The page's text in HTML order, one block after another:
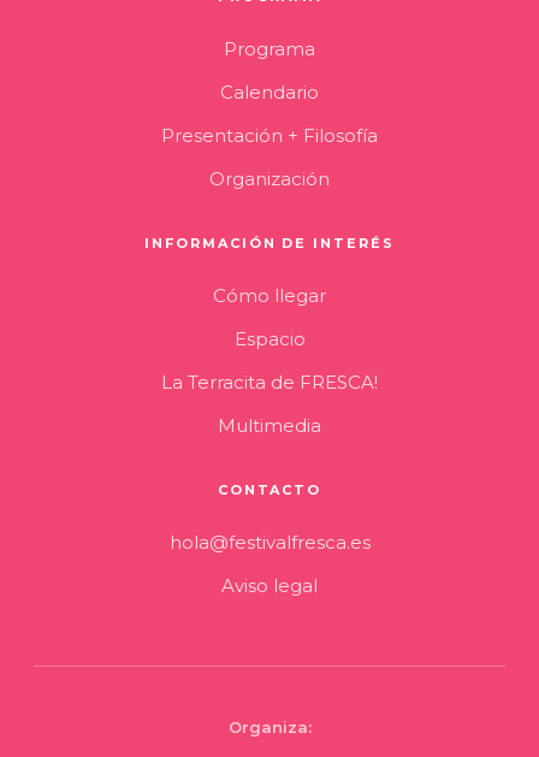
Programa
Calendario
Presentación + Filosofía
Organización
INFORMACIÓN DE INTERÉS
Cómo llegar
Espacio
La Terracita de FRESCA!
Multimedia
CONTACTO
hola@festivalfresca.es
Aviso legal
Organiza: